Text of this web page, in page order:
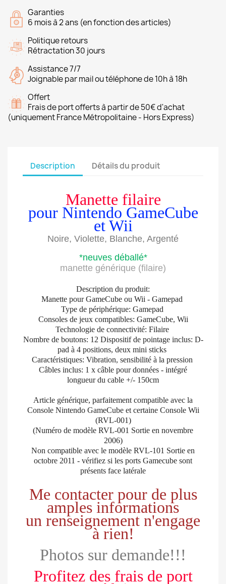
Garanties
6 mois à 2 ans (en fonction des articles)
Politique retours
Rétractation 30 jours
Assistance 7/7
Joignable par mail ou téléphone de 10h à 18h
Offert
Frais de port offerts à partir de 50€ d'achat
(uniquement France Métropolitaine - Hors Express)
Description Détails du produit
Manette filaire
pour Nintendo GameCube
et Wii
Noire, Violette, Blanche, Argenté
*neuves déballé*
manette générique (filaire)
Description du produit:
Manette pour GameCube ou Wii - Gamepad
Type de périphérique: Gamepad
Consoles de jeux compatibles: GameCube, Wii
Technologie de connectivité: Filaire
Nombre de boutons: 12 Dispositif de pointage inclus: D-
pad à 4 positions, deux mini sticks
Caractéristiques: Vibration, sensibilité à la pression
Câbles inclus: 1 x câble pour données - intégré
longueur du cable +/- 150cm
Article générique, parfaitement compatible avec la
Console Nintendo GameCube et certaine Console Wii
(RVL-001)
(Numéro de modèle RVL-001 Sortie en novembre
2006)
Non compatible avec le modèle RVL-101 Sortie en
octobre 2011 - vérifiez si les ports Gamecube sont
présents face latérale
Me contacter pour de plus
amples informations
un renseignement n'engage
à rien!
Photos sur demande!!!
Profitez des frais de port